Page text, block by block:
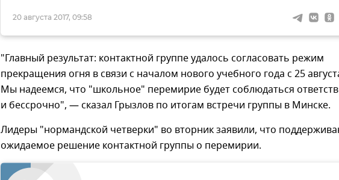
20 августа 2017, 09:58
"Главный результат: контактной группе удалось согласовать режим
прекращения огня в связи с началом нового учебного года с 25
Мы надеемся, что "школьное" перемирие будет соблюдаться
и бессрочно", — сказал Грызлов по итогам встречи группы в Минске.
Лидеры "нормандской четверки" во вторник заявили, что
ожидаемое решение контактной группы о перемирии.